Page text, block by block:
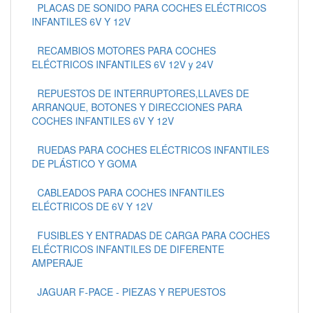
PLACAS DE SONIDO PARA COCHES ELÉCTRICOS
INFANTILES 6V Y 12V
RECAMBIOS MOTORES PARA COCHES
ELÉCTRICOS INFANTILES 6V 12V y 24V
REPUESTOS DE INTERRUPTORES,LLAVES DE
ARRANQUE, BOTONES Y DIRECCIONES PARA
COCHES INFANTILES 6V Y 12V
RUEDAS PARA COCHES ELÉCTRICOS INFANTILES
DE PLÁSTICO Y GOMA
CABLEADOS PARA COCHES INFANTILES
ELÉCTRICOS DE 6V Y 12V
FUSIBLES Y ENTRADAS DE CARGA PARA COCHES
ELÉCTRICOS INFANTILES DE DIFERENTE
AMPERAJE
JAGUAR F-PACE - PIEZAS Y REPUESTOS